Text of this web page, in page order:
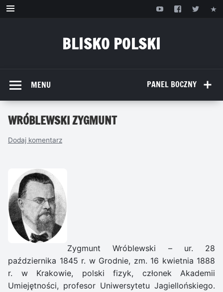
Przejdź
BLISKO POLSKI
PANEL BOCZNY
MENU
WRÓBLEWSKI ZYGMUNT
Dodaj komentarz
Zygmunt Wróblewski – ur. 28
października 1845 r. w Grodnie, zm. 16 kwietnia 1888
r. w Krakowie, polski fizyk, członek Akademii
Umiejętności, profesor Uniwersytetu Jagiellońskiego.